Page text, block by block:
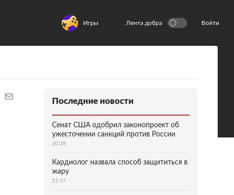
Игры Лента добра Войти
Последние новости
Сенат США одобрил законопроект об
ужесточении санкций против России
20:28
Кардиолог назвала способ защититься в
жару
21:17